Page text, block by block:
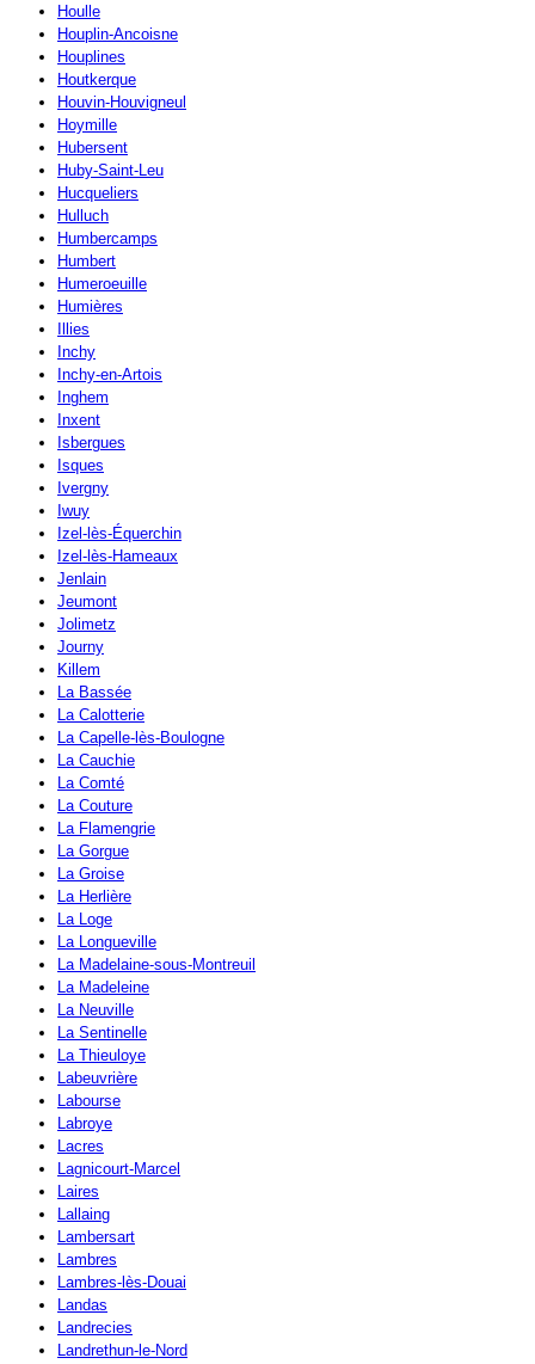
Houlle
Houplin-Ancoisne
Houplines
Houtkerque
Houvin-Houvigneul
Hoymille
Hubersent
Huby-Saint-Leu
Hucqueliers
Hulluch
Humbercamps
Humbert
Humeroeuille
Humières
Illies
Inchy
Inchy-en-Artois
Inghem
Inxent
Isbergues
Isques
Ivergny
Iwuy
Izel-lès-Équerchin
Izel-lès-Hameaux
Jenlain
Jeumont
Jolimetz
Journy
Killem
La Bassée
La Calotterie
La Capelle-lès-Boulogne
La Cauchie
La Comté
La Couture
La Flamengrie
La Gorgue
La Groise
La Herlière
La Loge
La Longueville
La Madelaine-sous-Montreuil
La Madeleine
La Neuville
La Sentinelle
La Thieuloye
Labeuvrière
Labourse
Labroye
Lacres
Lagnicourt-Marcel
Laires
Lallaing
Lambersart
Lambres
Lambres-lès-Douai
Landas
Landrecies
Landrethun-le-Nord